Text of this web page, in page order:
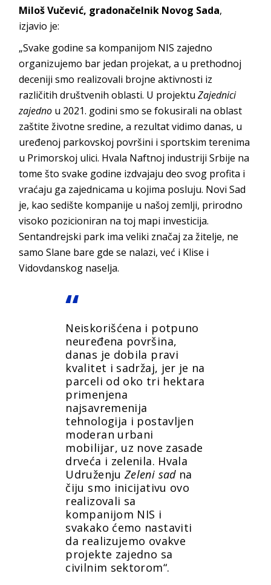
Miloš Vučević, gradonačelnik Novog Sada,
izjavio je:
„Svake godine sa kompanijom NIS zajedno
organizujemo bar jedan projekat, a u prethodnoj
deceniji smo realizovali brojne aktivnosti iz
različitih društvenih oblasti. U projektuZajednici
zajedno u 2021. godini smo se fokusirali na oblast
zaštite životne sredine, a rezultat vidimo danas, u
uređenoj parkovskoj površini i sportskim terenima
u Primorskoj ulici. Hvala Naftnoj industriji Srbije na
tome što svake godine izdvajaju deo svog profita i
vraćaju ga zajednicama u kojima posluju. Novi Sad
je, kao sedište kompanije u našoj zemlji, prirodno
visoko pozicioniran na toj mapi investicija.
Sentandrejski park ima veliki značaj za žitelje, ne
samo Slane bare gde se nalazi, već i Klise i
Vidovdanskog naselja.
Neiskorišćena i potpuno
neuređena površina,
danas je dobila pravi
kvalitet i sadržaj, jer je na
parceli od oko tri hektara
primenjena
najsavremenija
tehnologija i postavljen
moderan urbani
mobilijar, uz nove zasade
drveća i zelenila. Hvala
UdruženjuZeleni sadna
čiju smo inicijativu ovo
realizovali sa
kompanijom NIS i
svakako ćemo nastaviti
da realizujemo ovakve
projekte zajedno sa
civilnim sektorom“.